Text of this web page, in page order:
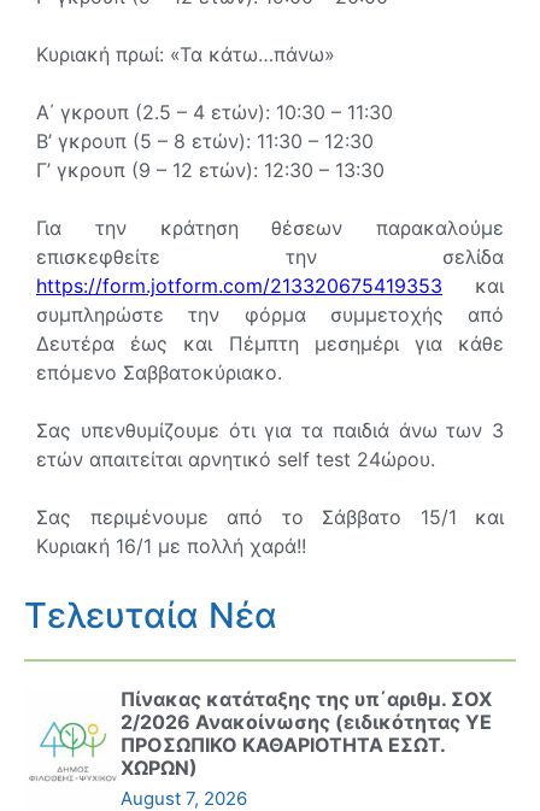
Κυριακή πρωί: «Τα κάτω…πάνω»
Α΄ γκρουπ (2.5 – 4 ετών): 10:30 – 11:30
Β’ γκρουπ (5 – 8 ετών): 11:30 – 12:30
Γ’ γκρουπ (9 – 12 ετών): 12:30 – 13:30
Για την κράτηση θέσεων παρακαλούμε
επισκεφθείτε την σελίδα
https://form.jotform.com/213320675419353 και
συμπληρώστε την φόρμα συμμετοχής από
Δευτέρα έως και Πέμπτη μεσημέρι για κάθε
επόμενο Σαββατοκύριακο.
Σας υπενθυμίζουμε ότι για τα παιδιά άνω των 3
ετών απαιτείται αρνητικό self test 24ώρου.
Σας περιμένουμε από το Σάββατο 15/1 και
Κυριακή 16/1 με πολλή χαρά!!
Τελευταία Νέα
Πίνακας κατάταξης της υπ΄αριθμ. ΣΟΧ
2/2026 Ανακοίνωσης (ειδικότητας ΥΕ
ΠΡΟΣΩΠΙΚΟ ΚΑΘΑΡΙΟΤΗΤΑ ΕΣΩΤ.
ΧΩΡΩΝ)
August 7, 2026